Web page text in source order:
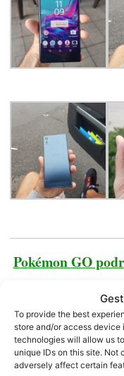
To provide the best
store and/or access device
technologies will allow us
unique IDs on this site.
adversely affect certain
Pokémon GO
Fuente |
NOTICIAS SONY